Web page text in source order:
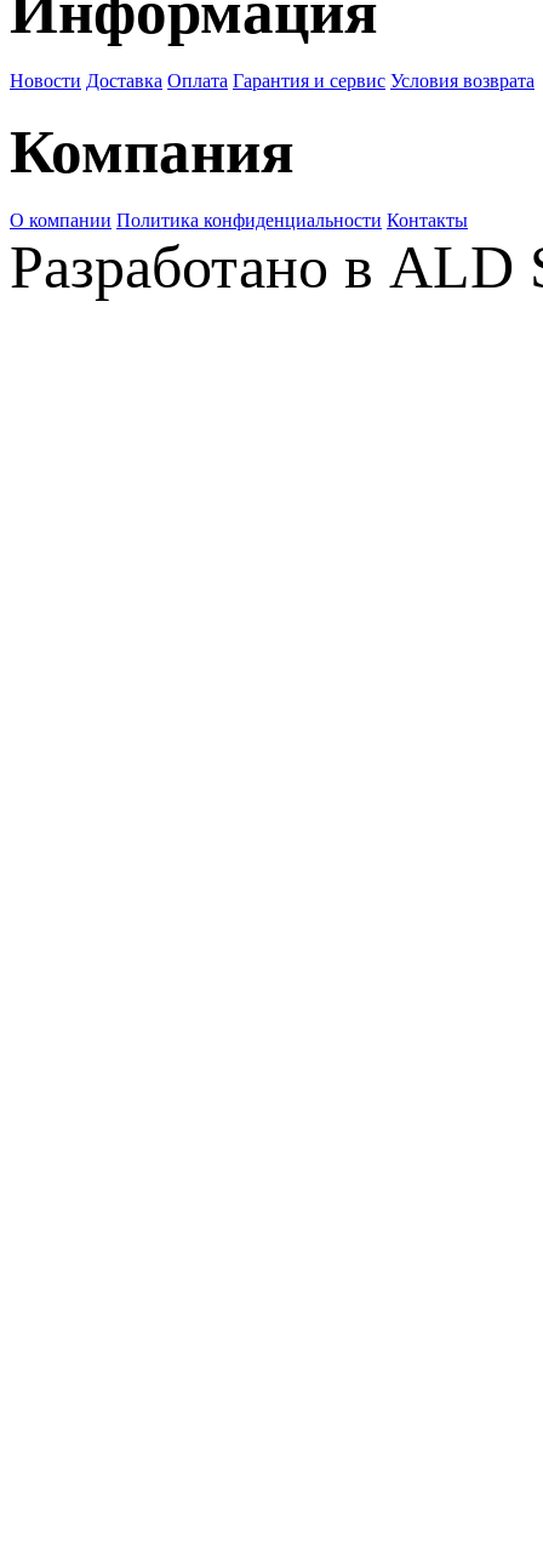
Новости Доставка Оплата Гарантия и сервис Условия возврата
Компания
О компании Политика конфиденциальности Контакты
Разработано в ALD